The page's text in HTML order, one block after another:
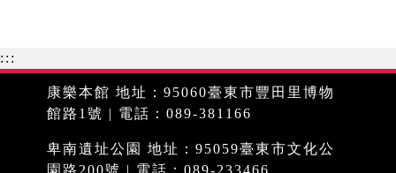
:::
康樂本館 地址：95060臺東市豐田里博物
館路1號 | 電話：089-381166
卑南遺址公園 地址：95059臺東市文化公